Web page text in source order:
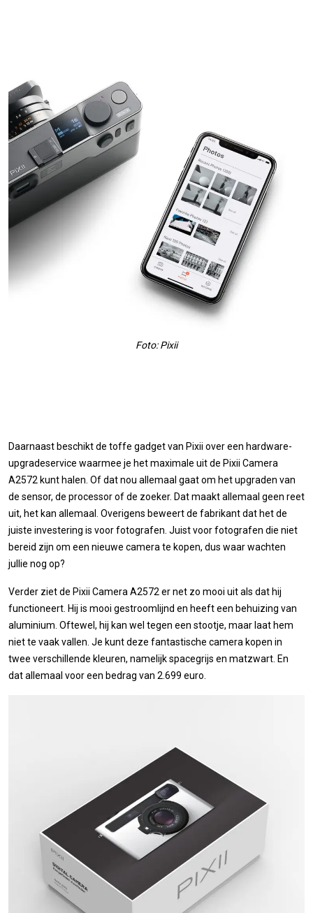
Foto: Pixii
Daarnaast beschikt de toffe gadget van Pixii over een hardware-
upgradeservice waarmee je het maximale uit de Pixii Camera
A2572 kunt halen. Of dat nou allemaal gaat om het upgraden van
de sensor, de processor of de zoeker. Dat maakt allemaal geen reet
uit, het kan allemaal. Overigens beweert de fabrikant dat het de
juiste investering is voor fotografen. Juist voor fotografen die niet
bereid zijn om een nieuwe camera te kopen, dus waar wachten
jullie nog op?
Verder ziet de Pixii Camera A2572 er net zo mooi uit als dat hij
functioneert. Hij is mooi gestroomlijnd en heeft een behuizing van
aluminium. Oftewel, hij kan wel tegen een stootje, maar laat hem
niet te vaak vallen. Je kunt deze fantastische camera kopen in
twee verschillende kleuren, namelijk spacegrijs en matzwart. En
dat allemaal voor een bedrag van 2.699 euro.